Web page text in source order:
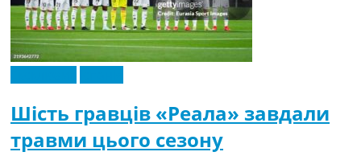
Шість гравців «Реала» завдали
травми цього сезону